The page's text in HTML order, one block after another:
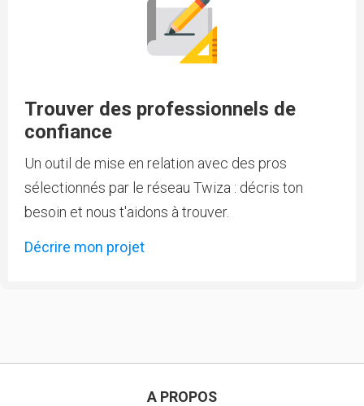
Trouver des professionnels de
confiance
Un outil de mise en relation avec des pros
sélectionnés par le réseau Twiza : décris ton
besoin et nous t'aidons à trouver.
Décrire mon projet
A PROPOS